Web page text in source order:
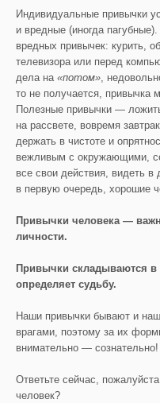
Индивидуальные привычки
и вредные (иногда
вредных привычек: курить,
телевизора или перед
дела на «потом»,
то не получается, привычка
Полезные привычки —
на рассвете, вовремя
держать в чистоте и
вежливым с окружающими,
все свои действия, видеть
в первую очередь, хорошие
Привычки человека —
личности.
Привычки складываются в
определяет судьбу.
Наши привычки бывают и
врагами, поэтому за их
внимательно —
Ответьте сейчас,
человек?